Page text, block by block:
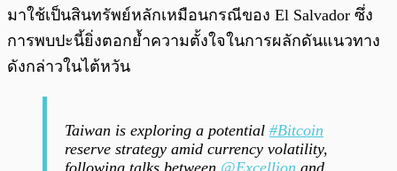
มาใช้เป็นสินทรัพย์หลักเหมือนกรณีของ El Salvador ซึ่ง
การพบปะนี้ยิ่งตอกย้ำความตั้งใจในการผลักดันแนวทาง
ดังกล่าวในไต้หวัน
Taiwan is exploring a potential #Bitcoin
reserve strategy amid currency volatility,